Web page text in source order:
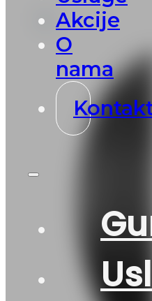
Akcije
O
nama